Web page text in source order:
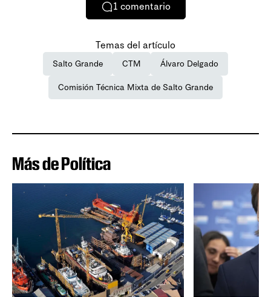
1 comentario
Temas del artículo
Salto Grande CTM Álvaro Delgado
Comisión Técnica Mixta de Salto Grande
Más de Política